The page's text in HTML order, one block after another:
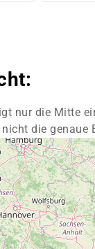
nur die Mitte
die genaue